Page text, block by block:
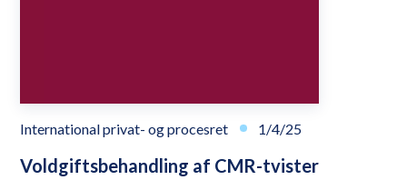
International privat- og procesret 1/4/25
Voldgiftsbehandling af CMR-tvister